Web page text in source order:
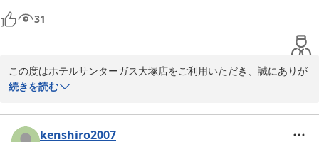
ます。
次回も快適にお過ごしいただけるよう、スタッフ一同努めてまいり
またのご来館をスタッフ一同、心よりお待ち申し上げております。
ホテルサンターガス大塚店
2026-07-21
31
この度はホテルサンターガス大塚店をご利用いただき、誠にありが
とうございます。
より御礼申し上げます。
続きを読む
kenshiro2007